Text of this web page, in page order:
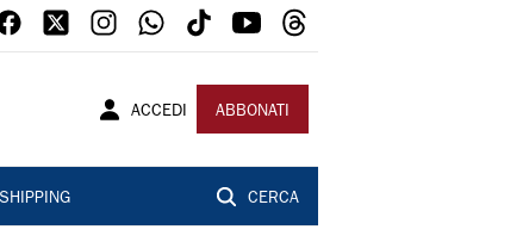
ACCEDI ABBONATI
SHIPPING CERCA